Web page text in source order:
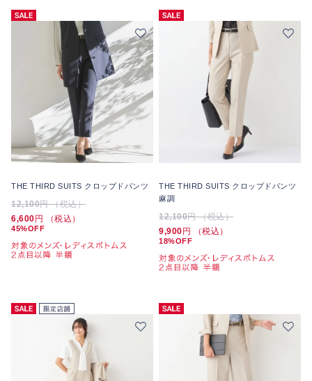
THE THIRD SUITS クロップドパンツ
12,100円 （税込）
6,600 円 （税込）
45%OFF
THE THIRD SUITS クロップドパンツ
麻調
12,100円 （税込）
9,900 円 （税込）
18%OFF